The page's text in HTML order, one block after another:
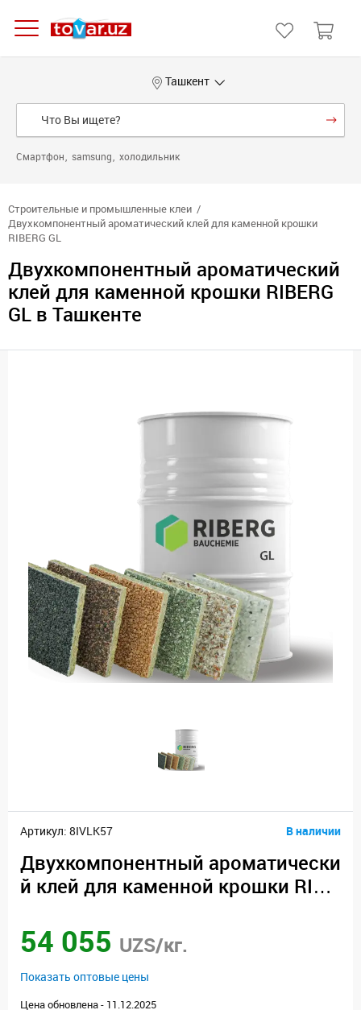
Ташкент
Смартфон samsung холодильник
Строительные и промышленные клеи
Двухкомпонентный ароматический клей для каменной крошки
RIBERG GL
Двухкомпонентный ароматический
клей для каменной крошки RIBERG
GL в Ташкенте
Артикул: 8IVLK57 В наличии
Двухкомпонентный ароматически
й клей для каменной крошки RIBE
54 055 UZS/кг.
Показать оптовые цены
Цена обновлена - 11.12.2025